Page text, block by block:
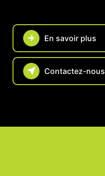
En savoir plus
Contactez-nous